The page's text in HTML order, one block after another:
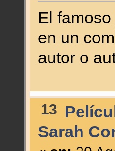
El
en un
autor o
13
Sarah